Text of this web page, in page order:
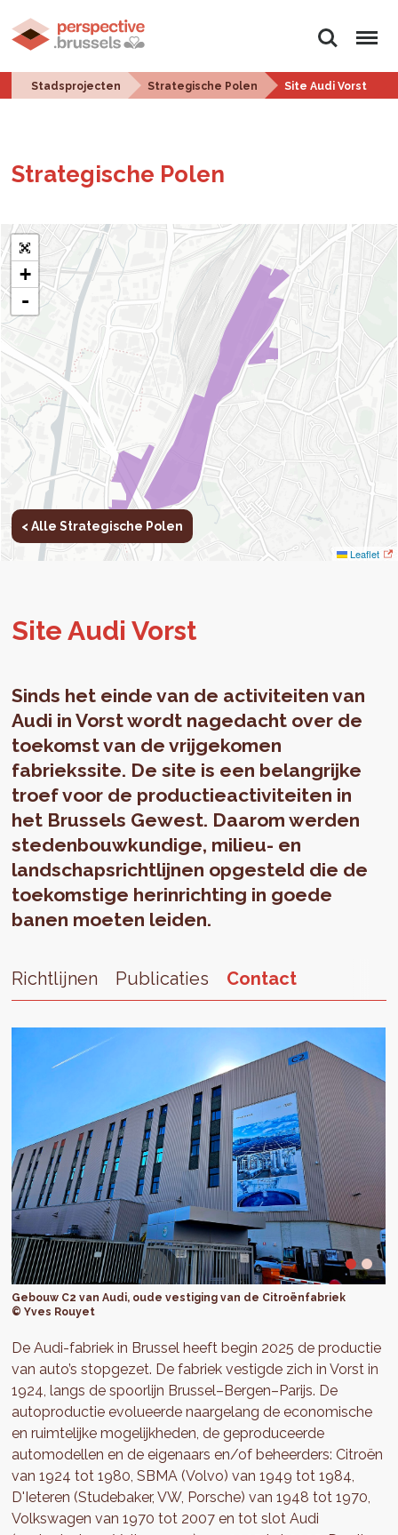
Zoeken Menu
Stadsprojecten Strategische Polen Site Audi Vorst
Stra­te­gi­sche Polen
+
-
Leaflet
< Alle Strategische Polen
Site Audi Vorst
Sinds het einde van de activiteiten van
Audi in Vorst wordt nagedacht over de
toekomst van de vrijgekomen
fabriekssite. De site is een belangrijke
troef voor de productieactiviteiten in
het Brussels Gewest. Daarom werden
stedenbouwkundige, milieu- en
landschapsrichtlijnen opgesteld die de
toekomstige herinrichting in goede
banen moeten leiden.
Richtlijnen Publicaties Contact
Gebouw C2 van Audi, oude vestiging van de Citroënfabriek
© Yves Rouyet
De Audi-fabriek in Brussel heeft begin 2025 de productie
van auto’s stopgezet. De fabriek vestigde zich in Vorst in
1924, langs de spoorlijn Brussel–Bergen–Parijs. De
autoproductie evolueerde naargelang de economische
en ruimtelijke mogelijkheden, de geproduceerde
automodellen en de eigenaars en/of beheerders: Citroën
van 1924 tot 1980, SBMA (Volvo) van 1949 tot 1984,
D'Ieteren (Studebaker, VW, Porsche) van 1948 tot 1970,
Volkswagen van 1970 tot 2007 en tot slot Audi